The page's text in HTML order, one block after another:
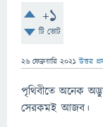
+1
টি ভোট
26 ফেব্রুয়ারি 2021 উত্তর
পৃথিবীতে অনেক
সেরকমই আজব।